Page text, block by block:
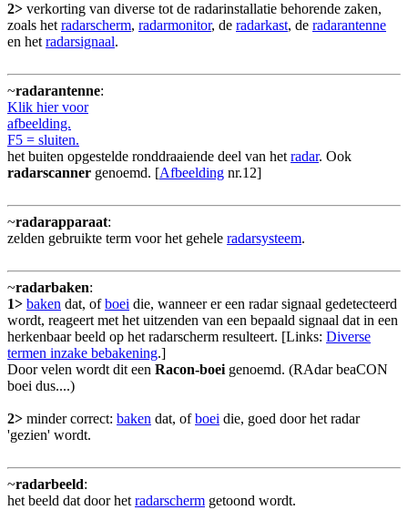
2> verkorting van diverse tot de radarinstallatie behorende zaken,
zoals het radarscherm, radarmonitor, de radarkast, de radarantenne
en het radarsignaal.
~radarantenne:
Klik hier voor
afbeelding.
F5 = sluiten.
het buiten opgestelde ronddraaiende deel van het radar. Ook
radarscanner genoemd. [Afbeelding nr.12]
~radarapparaat:
zelden gebruikte term voor het gehele radarsysteem.
~radarbaken:
1> baken dat, ofboei die, wanneer er een radar signaal gedetecteerd
wordt, reageert met het uitzenden van een bepaald signaal dat in een
herkenbaar beeld op het radarscherm resulteert. [Links: Diverse
termen inzake bebakening.]
Door velen wordt dit een Racon-boei genoemd. (RAdar beaCON
boei dus....)
2> minder correct: baken dat, ofboei die, goed door het radar
'gezien' wordt.
~radarbeeld:
het beeld dat door het radarscherm getoond wordt.